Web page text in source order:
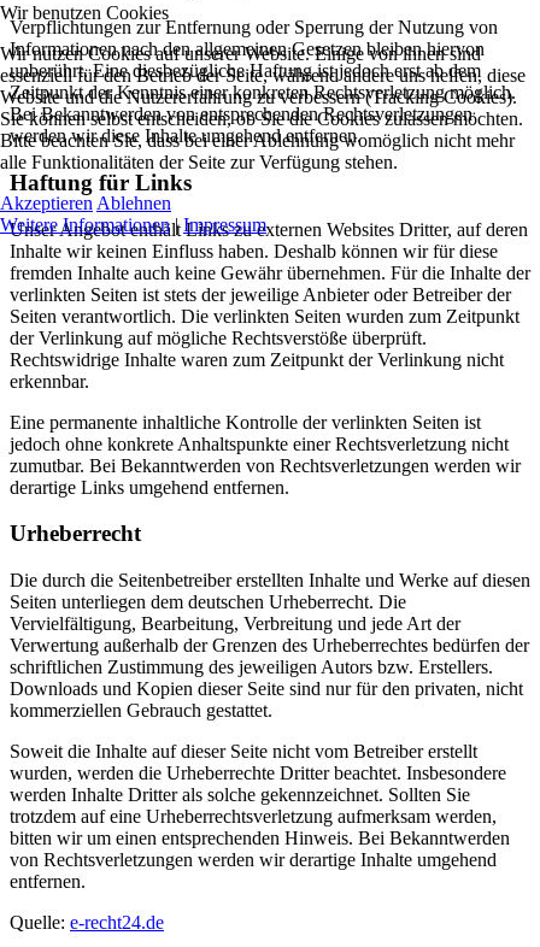
Verpflichtungen zur Entfernung oder Sperrung der Nutzung von
Informationen nach den allgemeinen Gesetzen bleiben hiervon
unberührt. Eine diesbezügliche Haftung ist jedoch erst ab dem
Zeitpunkt der Kenntnis einer konkreten Rechtsverletzung möglich.
Bei Bekanntwerden von entsprechenden Rechtsverletzungen
werden wir diese Inhalte umgehend entfernen.
Haftung für Links
Unser Angebot enthält Links zu externen Websites Dritter, auf deren
Inhalte wir keinen Einfluss haben. Deshalb können wir für diese
fremden Inhalte auch keine Gewähr übernehmen. Für die Inhalte der
verlinkten Seiten ist stets der jeweilige Anbieter oder Betreiber der
Seiten verantwortlich. Die verlinkten Seiten wurden zum Zeitpunkt
der Verlinkung auf mögliche Rechtsverstöße überprüft.
Rechtswidrige Inhalte waren zum Zeitpunkt der Verlinkung nicht
erkennbar.
Eine permanente inhaltliche Kontrolle der verlinkten Seiten ist
jedoch ohne konkrete Anhaltspunkte einer Rechtsverletzung nicht
zumutbar. Bei Bekanntwerden von Rechtsverletzungen werden wir
derartige Links umgehend entfernen.
Urheberrecht
Die durch die Seitenbetreiber erstellten Inhalte und Werke auf diesen
Seiten unterliegen dem deutschen Urheberrecht. Die
Vervielfältigung, Bearbeitung, Verbreitung und jede Art der
Verwertung außerhalb der Grenzen des Urheberrechtes bedürfen der
schriftlichen Zustimmung des jeweiligen Autors bzw. Erstellers.
Downloads und Kopien dieser Seite sind nur für den privaten, nicht
kommerziellen Gebrauch gestattet.
Soweit die Inhalte auf dieser Seite nicht vom Betreiber erstellt
wurden, werden die Urheberrechte Dritter beachtet. Insbesondere
werden Inhalte Dritter als solche gekennzeichnet. Sollten Sie
trotzdem auf eine Urheberrechtsverletzung aufmerksam werden,
bitten wir um einen entsprechenden Hinweis. Bei Bekanntwerden
von Rechtsverletzungen werden wir derartige Inhalte umgehend
entfernen.
Quelle: e-recht24.de
Wir benutzen Cookies
Wir nutzen Cookies auf unserer Website. Einige von ihnen sind
essenziell für den Betrieb der Seite, während andere uns helfen, diese
Website und die Nutzererfahrung zu verbessern (Tracking Cookies).
Sie können selbst entscheiden, ob Sie die Cookies zulassen möchten.
Bitte beachten Sie, dass bei einer Ablehnung womöglich nicht mehr
alle Funktionalitäten der Seite zur Verfügung stehen.
Akzeptieren Ablehnen
Weitere Informationen|Impressum